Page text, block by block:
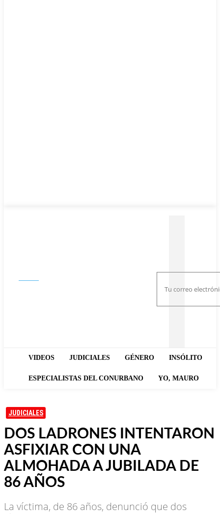
VIDEOS JUDICIALES GÉNERO INSÓLITO
ESPECIALISTAS DEL CONURBANO YO, MAURO
JUDICIALES
DOS LADRONES INTENTARON
ASFIXIAR CON UNA
ALMOHADA A JUBILADA DE
86 AÑOS
La víctima, de 86 años, denunció que dos